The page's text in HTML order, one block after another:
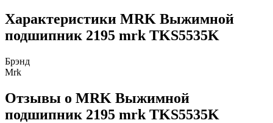
Характеристики MRK Выжимной
подшипник 2195 mrk TKS5535K
Брэнд
Mrk
Отзывы о MRK Выжимной
подшипник 2195 mrk TKS5535K